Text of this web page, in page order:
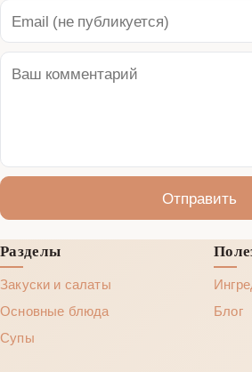
Отправить
Разделы
Закуски и салаты
Основные блюда
Супы
Блог